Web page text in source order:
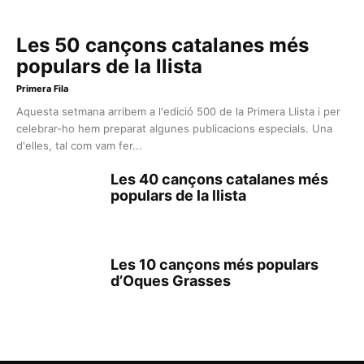
Les 50 cançons catalanes més
populars de la llista
Primera Fila
Aquesta setmana arribem a l'edició 500 de la Primera Llista i per
celebrar-ho hem preparat algunes publicacions especials. Una
d'elles, tal com vam fer...
Les 40 cançons catalanes més
populars de la llista
Les 10 cançons més populars
d’Oques Grasses